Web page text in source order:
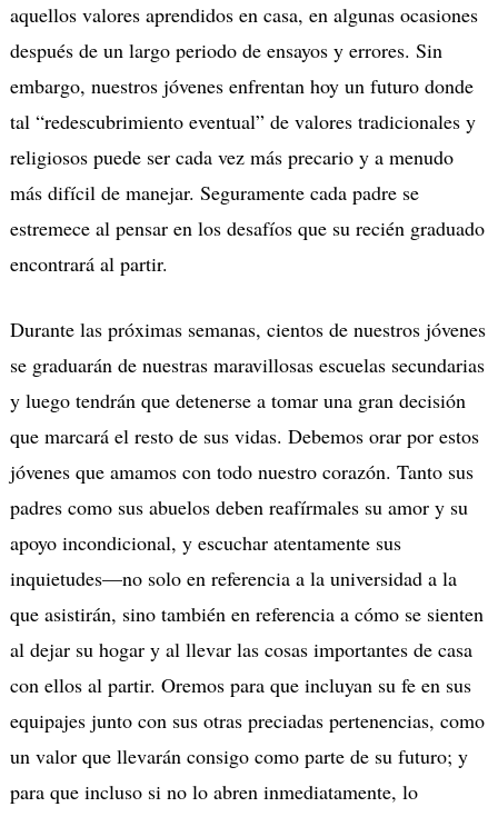
aquellos valores aprendidos en casa, en algunas ocasiones
después de un largo periodo de ensayos y errores. Sin
embargo, nuestros jóvenes enfrentan hoy un futuro donde
tal “redescubrimiento eventual” de valores tradicionales y
religiosos puede ser cada vez más precario y a menudo
más difícil de manejar. Seguramente cada padre se
estremece al pensar en los desafíos que su recién graduado
encontrará al partir.
Durante las próximas semanas, cientos de nuestros jóvenes
se graduarán de nuestras maravillosas escuelas secundarias
y luego tendrán que detenerse a tomar una gran decisión
que marcará el resto de sus vidas. Debemos orar por estos
jóvenes que amamos con todo nuestro corazón. Tanto sus
padres como sus abuelos deben reafírmales su amor y su
apoyo incondicional, y escuchar atentamente sus
inquietudes—no solo en referencia a la universidad a la
que asistirán, sino también en referencia a cómo se sienten
al dejar su hogar y al llevar las cosas importantes de casa
con ellos al partir. Oremos para que incluyan su fe en sus
equipajes junto con sus otras preciadas pertenencias, como
un valor que llevarán consigo como parte de su futuro; y
para que incluso si no lo abren inmediatamente, lo